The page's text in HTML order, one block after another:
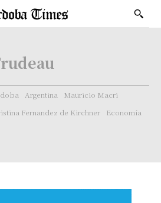
Argentina
Mauricio Macri
Fernandez de Kirchner
Economía